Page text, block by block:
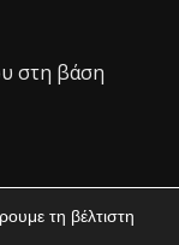
στη βάση
τη βέλτιστη